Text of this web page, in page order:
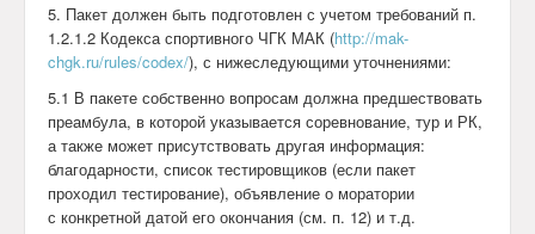
5. Пакет должен быть подготовлен с учетом требований п.
1.2.1.2 Кодекса спортивного ЧГК МАК (http://mak-
chgk.ru/rules/codex/), с нижеследующими уточнениями:
5.1 В пакете собственно вопросам должна предшествовать
преамбула, в которой указывается соревнование, тур и РК,
а также может присутствовать другая информация:
благодарности, список тестировщиков (если пакет
проходил тестирование), объявление о моратории
с конкретной датой его окончания (см. п. 12) и т.д.